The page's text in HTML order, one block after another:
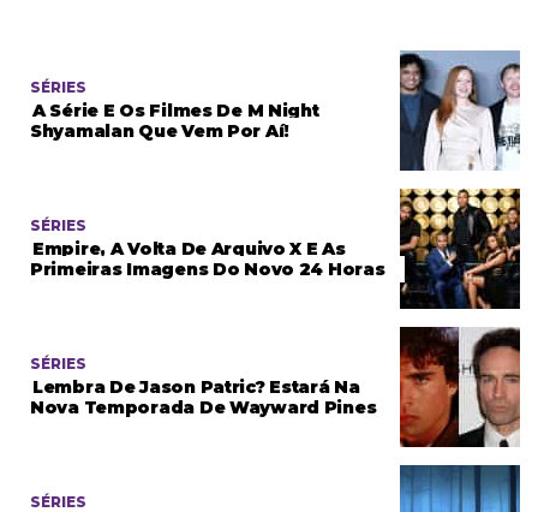
SÉRIES
A Série E Os Filmes De M Night
Shyamalan Que Vem Por Aí!
SÉRIES
Empire, A Volta De Arquivo X E As
Primeiras Imagens Do Novo 24 Horas
SÉRIES
Lembra De Jason Patric? Estará Na
Nova Temporada De Wayward Pines
SÉRIES